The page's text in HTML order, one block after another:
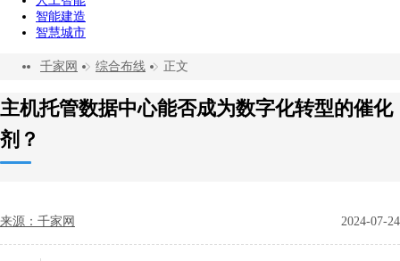
智能建造
智慧城市
千家网 综合布线 正文
主机托管数据中心能否成为数字化转型的催化
剂？
来源：千家网 2024-07-24